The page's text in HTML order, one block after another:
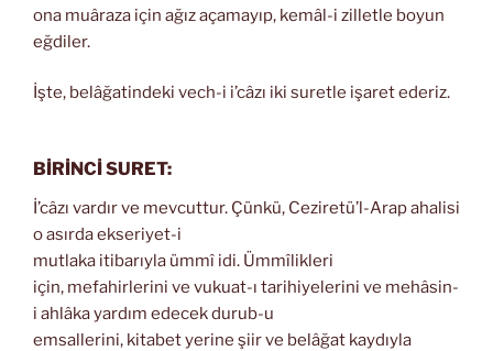
ona muâraza için ağız açamayıp, kemâl-i zilletle boyun
eğdiler.
İşte, belâğatindeki vech-i i’câzı iki suretle işaret ederiz.
BİRİNCİ SURET:
İ’câzı vardır ve mevcuttur. Çünkü, Ceziretü’l-Arap ahalisi
o asırda ekseriyet-i
mutlaka itibarıyla ümmî idi. Ümmîlikleri
için, mefahirlerini ve vukuat-ı tarihiyelerini ve mehâsin-
i ahlâka yardım edecek durub-u
emsallerini, kitabet yerine şiir ve belâğat kaydıyla